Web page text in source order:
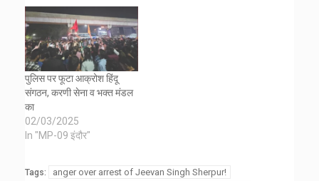
पुलिस पर फूटा आक्रोश हिंदू
संगठन, करणी सेना व भक्त मंडल
का
02/03/2025
In "MP-09 इंदौर"
Tags:
anger over arrest of Jeevan Singh Sherpur!